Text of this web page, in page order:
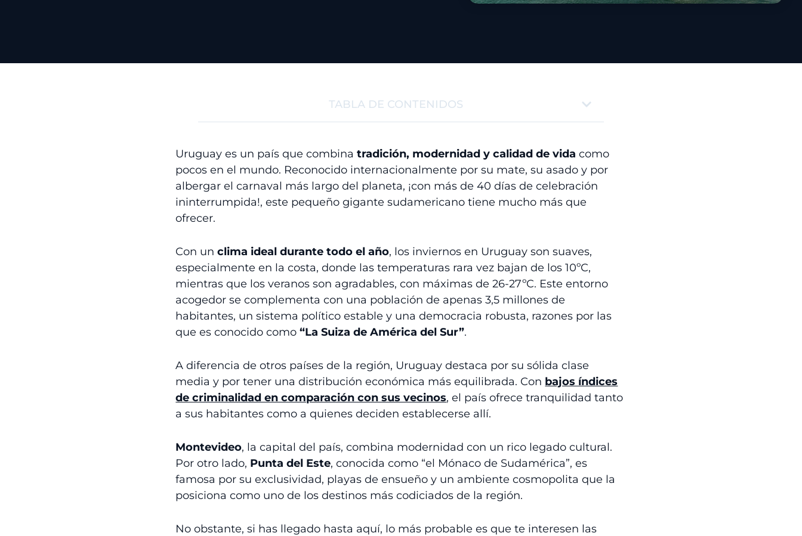
TABLA DE CONTENIDOS
Uruguay es un país que combinatradición, modernidad y calidad de vida como
pocos en el mundo. Reconocido internacionalmente por su mate, su asado y por
albergar el carnaval más largo del planeta, ¡con más de 40 días de celebración
ininterrumpida!, este pequeño gigante sudamericano tiene mucho más que
ofrecer.
Con unclima ideal durante todo el año, los inviernos en Uruguay son suaves,
especialmente en la costa, donde las temperaturas rara vez bajan de los 10ºC,
mientras que los veranos son agradables, con máximas de 26-27ºC. Este entorno
acogedor se complementa con una población de apenas 3,5 millones de
habitantes, un sistema político estable y una democracia robusta, razones por las
que es conocido como “La Suiza de América del Sur”.
A diferencia de otros países de la región, Uruguay destaca por su sólida clase
media y por tener una distribución económica más equilibrada. Con bajos índices
de criminalidad en comparación con sus vecinos, el país ofrece tranquilidad tanto
a sus habitantes como a quienes deciden establecerse allí.
Montevideo, la capital del país, combina modernidad con un rico legado cultural.
Por otro lado, Punta del Este, conocida como “el Mónaco de Sudamérica”, es
famosa por su exclusividad, playas de ensueño y un ambiente cosmopolita que la
posiciona como uno de los destinos más codiciados de la región.
No obstante, si has llegado hasta aquí, lo más probable es que te interesen las